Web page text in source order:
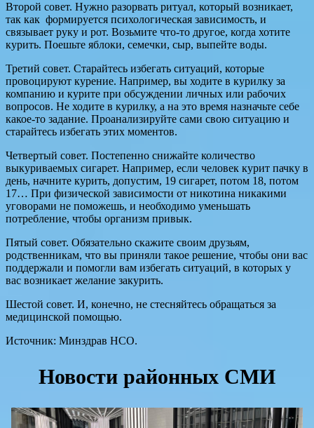
Второй совет. Нужно разорвать ритуал, который возникает,
так как формируется психологическая зависимость, и
связывает руку и рот. Возьмите что-то другое, когда хотите
курить. Поешьте яблоки, семечки, сыр, выпейте воды.
Третий совет. Старайтесь избегать ситуаций, которые
провоцируют курение. Например, вы ходите в курилку за
компанию и курите при обсуждении личных или рабочих
вопросов. Не ходите в курилку, а на это время назначьте себе
какое-то задание. Проанализируйте сами свою ситуацию и
старайтесь избегать этих моментов.
Четвертый совет. Постепенно снижайте количество
выкуриваемых сигарет. Например, если человек курит пачку в
день, начните курить, допустим, 19 сигарет, потом 18, потом
17… При физической зависимости от никотина никакими
уговорами не поможешь, и необходимо уменьшать
потребление, чтобы организм привык.
Пятый совет. Обязательно скажите своим друзьям,
родственникам, что вы приняли такое решение, чтобы они вас
поддержали и помогли вам избегать ситуаций, в которых у
вас возникает желание закурить.
Шестой совет. И, конечно, не стесняйтесь обращаться за
медицинской помощью.
Источник: Минздрав НСО.